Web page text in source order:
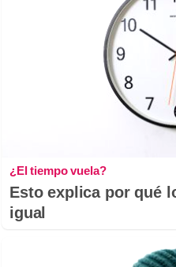
¿El tiempo vuela?
Esto explica por qué
igual